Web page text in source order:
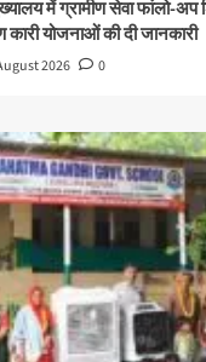
में ग्रामीण सेवा फांलो-अप
कारी योजनाओं की दी जानकारी
2026 0